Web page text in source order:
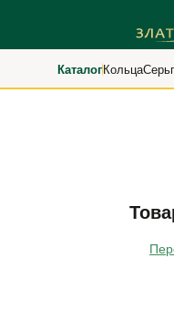
КаталогКольца